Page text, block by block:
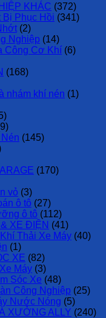
KHÁC (372)
Bị Phục Hồi (341)
(2)
Nghiệp (14)
Công Cơ Khí (6)
(168)
nhám khí nén (1)
(145)
(170)
vỏ (3)
ô tô (27)
ô tô (112)
XE ĐIỆN (41)
Thải Xe Máy (40)
(1)
XE (82)
Máy (3)
Sóc Xe (48)
Công Nghiệp (25)
Nước Nóng (5)
XƯỞNG ALLY (240)